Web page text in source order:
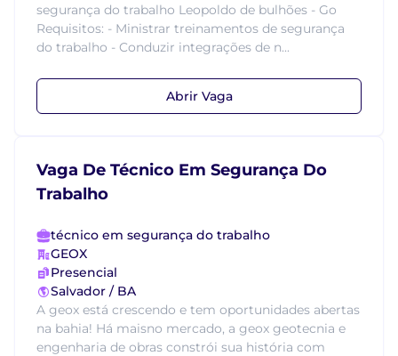
segurança do trabalho Leopoldo de bulhões - Go
Requisitos: - Ministrar treinamentos de segurança
do trabalho - Conduzir integrações de n...
Abrir Vaga
Vaga De Técnico Em Segurança Do
Trabalho
técnico em segurança do trabalho
GEOX
Presencial
Salvador / BA
A geox está crescendo e tem oportunidades abertas
na bahia! Há maisno mercado, a geox geotecnia e
engenharia de obras constrói sua história com